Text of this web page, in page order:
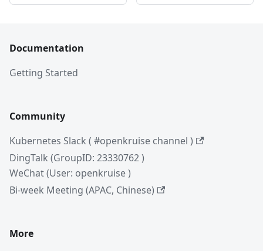
Documentation
Getting Started
Community
Kubernetes Slack ( #openkruise channel )
DingTalk (GroupID: 23330762 )
WeChat (User: openkruise )
Bi-week Meeting (APAC, Chinese)
More